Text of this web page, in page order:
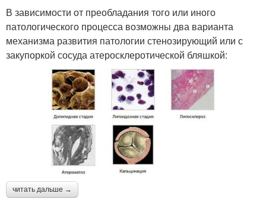
В зависимости от преобладания того или иного
патологического процесса возможны два варианта
механизма развития патологии стенозирующий или с
закупоркой сосуда атеросклеротической бляшкой:
читать дальше →